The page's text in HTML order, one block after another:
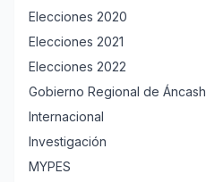
Elecciones 2020
Elecciones 2021
Elecciones 2022
Gobierno Regional de Áncash
Internacional
Investigación
MYPES